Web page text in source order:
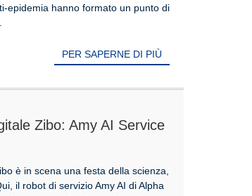
epidemia hanno formato un punto di
PER SAPERNE DI PIÙ
Zibo: Amy AI Service
Experience
è in scena una festa della scienza,
il robot di servizio Amy AI di Alpha